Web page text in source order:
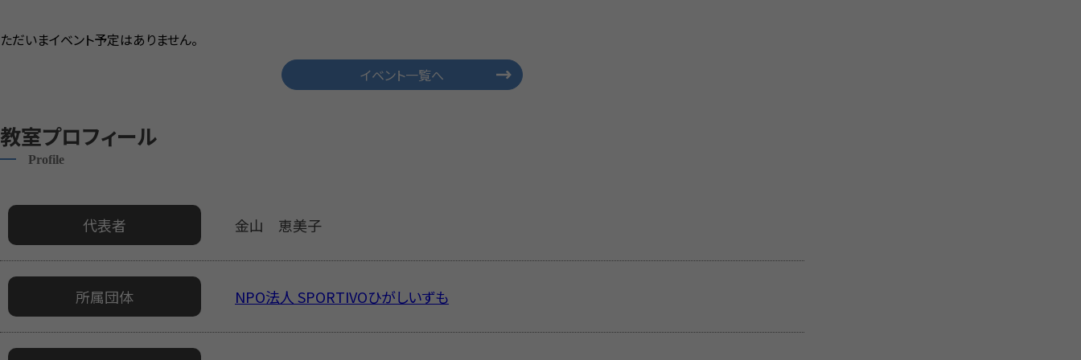
ただいまイベント予定はありません。
イベント一覧へ
教室プロフィール
Profile
代表者 金山 恵美子
所属団体 NPO法人 SPORTIVOひがしいずも